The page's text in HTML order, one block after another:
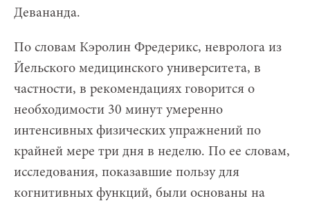
Девананда.
По словам Кэролин Фредерикс, невролога из
Йельского медицинского университета, в
частности, в рекомендациях говорится о
необходимости 30 минут умеренно
интенсивных физических упражнений по
крайней мере три дня в неделю. По ее словам,
исследования, показавшие пользу для
когнитивных функций, были основаны на